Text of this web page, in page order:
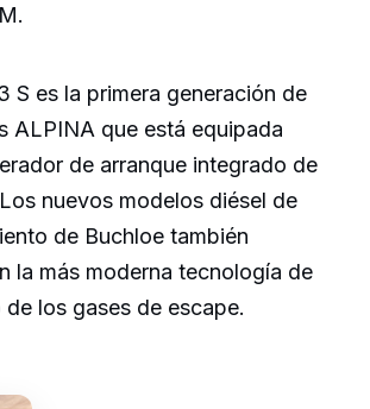
S es la primera generación de
ALPINA que está equipada
de arranque integrado de
nuevos modelos diésel de
de Buchloe también
la más moderna tecnología de
los gases de escape.